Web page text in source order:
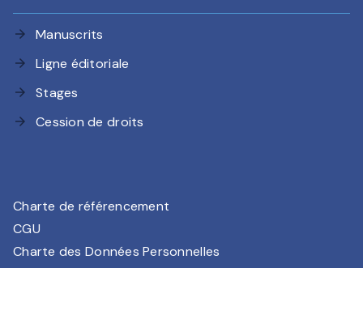
arrow_forward Manuscrits
arrow_forward Ligne éditoriale
arrow_forward Stages
arrow_forward Cession de droits
Charte de référencement
CGU
Charte des Données Personnelles